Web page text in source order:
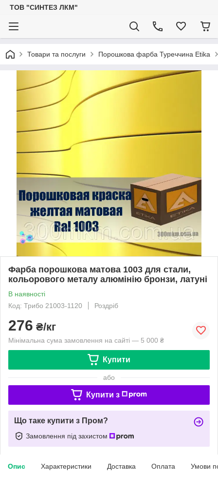
ТОВ "СИНТЕЗ ЛКМ"
Товари та послуги Порошкова фарба Туреччина Etika
Фарба порошкова матова 1003 для стали,
кольорового металу алюмінію бронзи, латуні
В наявності
Код: Трибо 21003-1120
Роздріб
276 ₴/кг
Мінімальна сума замовлення на сайті — 5 000 ₴
Купити
або
Купити з
Що таке купити з Пром?
Замовлення під захистом
Опис Характеристики Доставка Оплата Умови